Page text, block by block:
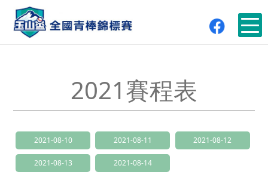
2021賽程表
2021-08-10 2021-08-11 2021-08-12
2021-08-13 2021-08-14